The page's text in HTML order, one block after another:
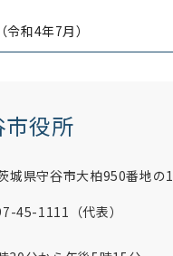
和4年7月）
市役所
県守谷市大柏950番地の1
45-1111（代表）